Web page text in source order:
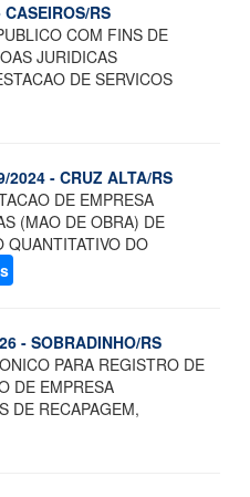
RS
COM FINS DE
JURIDICAS
DE SERVICOS
2024 - CRUZ ALTA/RS
DE EMPRESA
(MAO DE OBRA) DE
QUANTITATIVO DO
- SOBRADINHO/RS
PARA REGISTRO DE
DE EMPRESA
DE RECAPAGEM,